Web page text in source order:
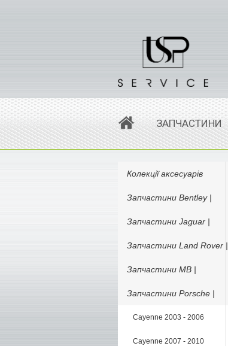
ЗАПЧАСТИНИ
Колекції аксесуарів
Запчастини Bentley |
Запчастини Jaguar |
Запчастини Land Rover |
Запчастини MB |
Запчастини Porsche |
Cayenne 2003 - 2006
Cayenne 2007 - 2010